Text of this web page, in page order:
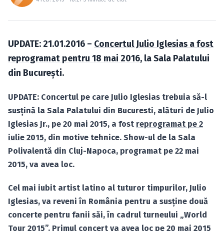
Caută în site...
UPDATE: 21.01.2016 – Concertul Julio Iglesias a fost
reprogramat pentru 18 mai 2016, la Sala Palatului
din Bucureşti.
UPDATE: Concertul pe care Julio Iglesias trebuia să-l
susţină la Sala Palatului din Bucuresti, alături de Julio
Iglesias Jr., pe 20 mai 2015, a fost reprogramat pe 2
iulie 2015, din motive tehnice. Show-ul de la Sala
Polivalentă din Cluj-Napoca, programat pe 22 mai
2015, va avea loc.
Cel mai iubit artist latino al tuturor timpurilor, Julio
Iglesias, va reveni în România pentru a susţine două
concerte pentru fanii săi, în cadrul turneului „World
Tour 2015”. Primul concert va avea loc pe 20 mai 2015